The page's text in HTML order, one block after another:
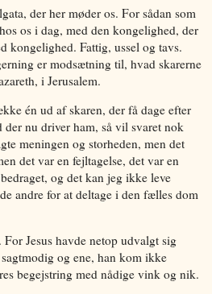
der her møder os. For sådan som
os i dag, med den kongelighed, der
kongelighed. Fattig, ussel og tavs.
er modsætning til, hvad skarerne
i Jerusalem.
én ud af skaren, der få dage efter
nu driver ham, så vil svaret nok
meningen og storheden, men det
det var en fejltagelse, det var en
og det kan jeg ikke leve
andre for at deltage i den fælles dom
Jesus havde netop udvalgt sig
og ene, han kom ikke
begejstring med nådige vink og nik.